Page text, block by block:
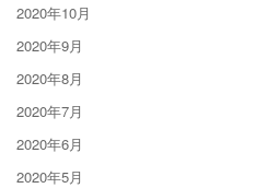
2020年10月
2020年9月
2020年8月
2020年7月
2020年6月
2020年5月